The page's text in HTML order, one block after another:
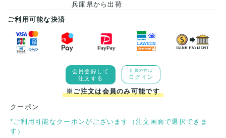
兵庫県から出荷
ご利用可能な決済
会員登録して
注文する
会員の方は
ログイン
※ご注文は会員のみ可能です
クーポン
*ご利用可能なクーポンがございます（注文画面で選択できま
す）